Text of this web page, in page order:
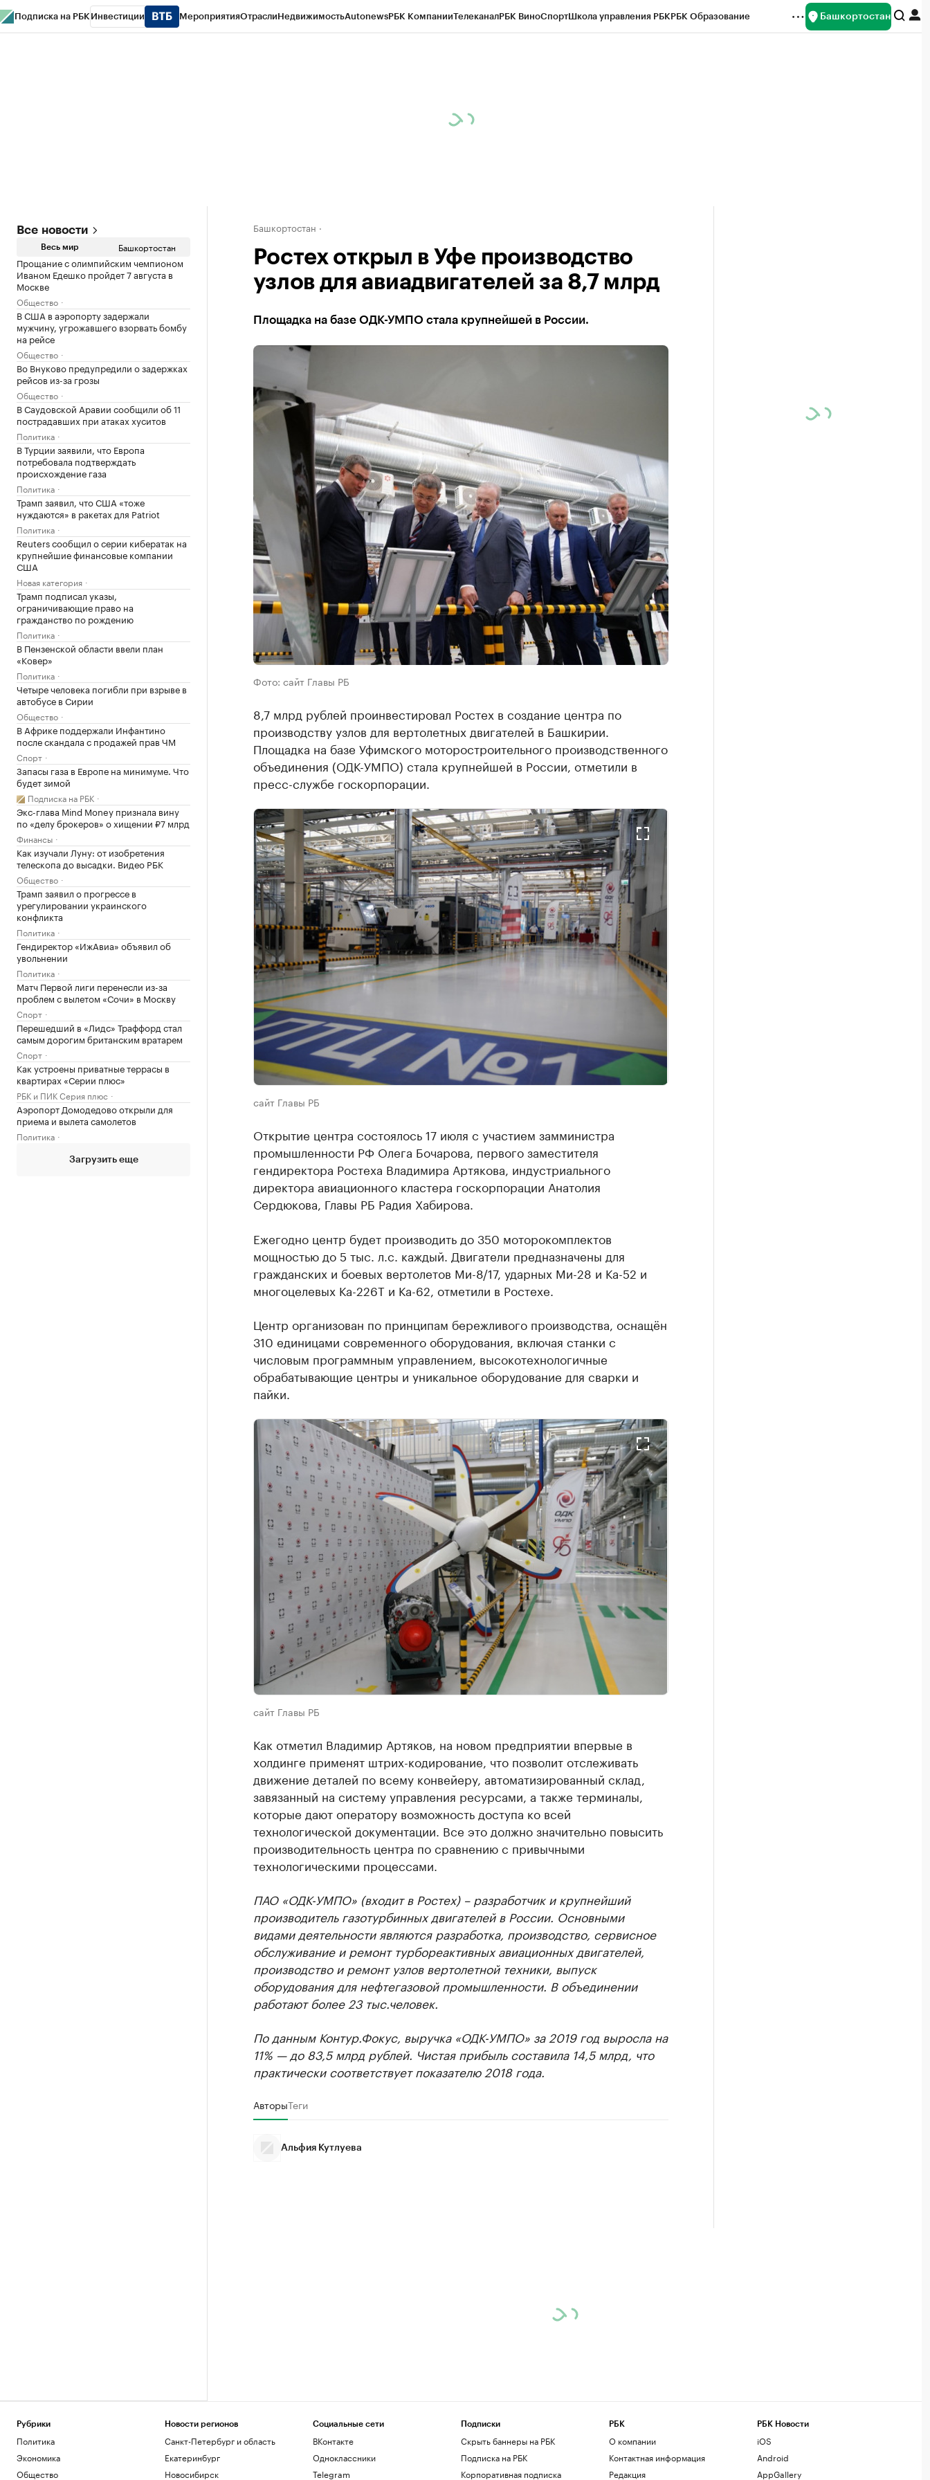
Подписка на РБК Инвестиции МероприятияОтраслиНедвижимостьAutonewsРБК КомпанииТелеканалРБК ВиноСпортШкола управления РБКРБК Образование Башкортостан
Все новости
Весь мир Башкортостан
Прощание с олимпийским чемпионом
Иваном Едешко пройдет 7 августа в
Москве
Общество
В США в аэропорту задержали
мужчину, угрожавшего взорвать бомбу
на рейсе
Общество
Во Внуково предупредили о задержках
рейсов из-за грозы
Общество
В Саудовской Аравии сообщили об 11
пострадавших при атаках хуситов
Политика
В Турции заявили, что Европа
потребовала подтверждать
происхождение газа
Политика
Трамп заявил, что США «тоже
нуждаются» в ракетах для Patriot
Политика
Reuters сообщил о серии кибератак на
крупнейшие финансовые компании
США
Новая категория
Трамп подписал указы,
ограничивающие право на
гражданство по рождению
Политика
В Пензенской области ввели план
«Ковер»
Политика
Четыре человека погибли при взрыве в
автобусе в Сирии
Общество
В Африке поддержали Инфантино
после скандала с продажей прав ЧМ
Спорт
Запасы газа в Европе на минимуме. Что
будет зимой
Подписка на РБК
Экс-глава Mind Money признала вину
по «делу брокеров» о хищении ₽7 млрд
Финансы
Как изучали Луну: от изобретения
телескопа до высадки. Видео РБК
Общество
Трамп заявил о прогрессе в
урегулировании украинского
конфликта
Политика
Гендиректор «ИжАвиа» объявил об
увольнении
Политика
Матч Первой лиги перенесли из-за
проблем с вылетом «Сочи» в Москву
Спорт
Перешедший в «Лидс» Траффорд стал
самым дорогим британским вратарем
Спорт
Как устроены приватные террасы в
квартирах «Серии плюс»
РБК и ПИК Серия плюс
Аэропорт Домодедово открыли для
приема и вылета самолетов
Политика
Загрузить еще
Башкортостан
Ростех открыл в Уфе производство
узлов для авиадвигателей за 8,7 млрд
Площадка на базе ОДК-УМПО стала крупнейшей в России.
Фото: сайт Главы РБ
8,7 млрд рублей проинвестировал Ростех в создание центра по
производству узлов для вертолетных двигателей в Башкирии.
Площадка на базе Уфимского моторостроительного производственного
объединения (ОДК-УМПО) стала крупнейшей в России, отметили в
пресс-службе госкорпорации.
сайт Главы РБ
Открытие центра состоялось 17 июля с участием замминистра
промышленности РФ Олега Бочарова, первого заместителя
гендиректора Ростеха Владимира Артякова, индустриального
директора авиационного кластера госкорпорации Анатолия
Сердюкова, Главы РБ Радия Хабирова.
Ежегодно центр будет производить до 350 моторокомплектов
мощностью до 5 тыс. л.с. каждый. Двигатели предназначены для
гражданских и боевых вертолетов Ми-8/17, ударных Ми-28 и Ка-52 и
многоцелевых Ка-226Т и Ка-62, отметили в Ростехе.
Центр организован по принципам бережливого производства, оснащён
310 единицами современного оборудования, включая станки с
числовым программным управлением, высокотехнологичные
обрабатывающие центры и уникальное оборудование для сварки и
пайки.
сайт Главы РБ
Как отметил Владимир Артяков, на новом предприятии впервые в
холдинге применят штрих-кодирование, что позволит отслеживать
движение деталей по всему конвейеру, автоматизированный склад,
завязанный на систему управления ресурсами, а также терминалы,
которые дают оператору возможность доступа ко всей
технологической документации. Все это должно значительно повысить
производительность центра по сравнению с привычными
технологическими процессами.
ПАО «ОДК-УМПО» (входит в Ростех) – разработчик и крупнейший
производитель газотурбинных двигателей в России. Основными
видами деятельности являются разработка, производство, сервисное
обслуживание и ремонт турбореактивных авиационных двигателей,
производство и ремонт узлов вертолетной техники, выпуск
оборудования для нефтегазовой промышленности. В объединении
работают более 23 тыс.человек.
По данным Контур.Фокус, выручка «ОДК-УМПО» за 2019 год выросла на
11% — до 83,5 млрд рублей. Чистая прибыль составила 14,5 млрд, что
практически соответствует показателю 2018 года.
АвторыТеги
Альфия Кутлуева
Рубрики
Политика
Экономика
Общество
Новости регионов
Санкт-Петербург и область
Екатеринбург
Новосибирск
Социальные сети
ВКонтакте
Одноклассники
Telegram
Подписки
Скрыть баннеры на РБК
Подписка на РБК
Корпоративная подписка
РБК
О компании
Контактная информация
Редакция
РБК Новости
iOS
Android
AppGallery